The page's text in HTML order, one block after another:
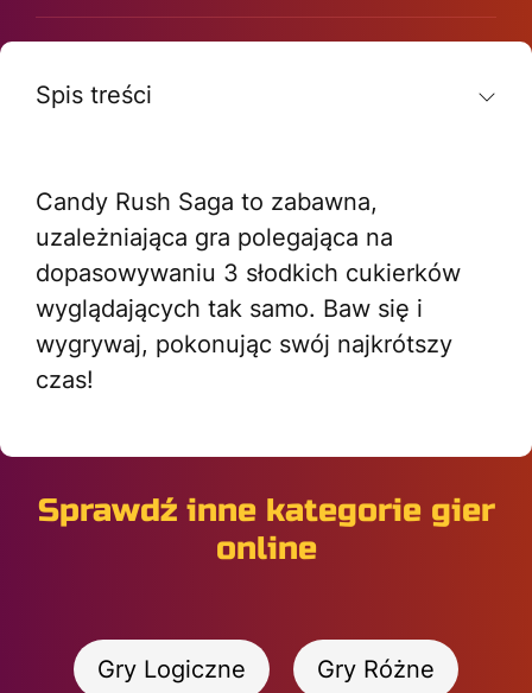
Spis treści
Candy Rush Saga to zabawna,
uzależniająca gra polegająca na
dopasowywaniu 3 słodkich cukierków
wyglądających tak samo. Baw się i
wygrywaj, pokonując swój najkrótszy
czas!
Sprawdź inne kategorie gier
online
Gry Logiczne Gry Różne